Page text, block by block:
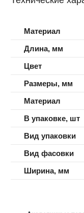
Материал
Длина, мм
Цвет
Размеры, мм
Материал
В упаковке, шт
Вид упаковки
Вид фасовки
Ширина, мм